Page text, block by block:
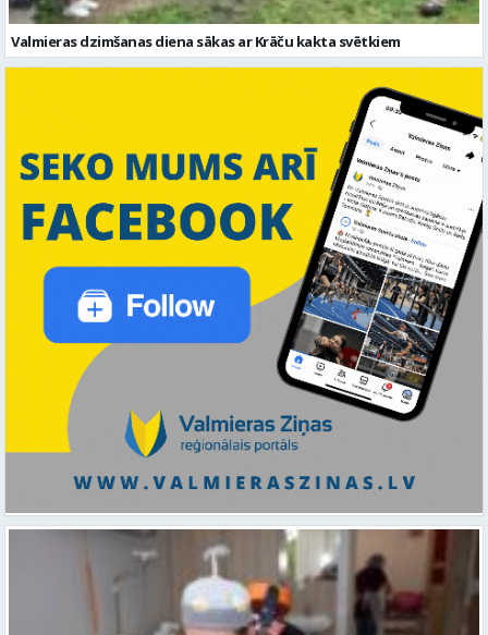
Valmieras dzimšanas diena sākas ar Krāču kakta svētkiem